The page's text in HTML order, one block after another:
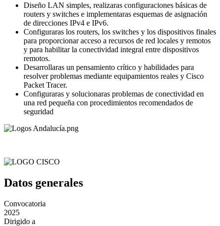
Diseño LAN simples, realizaras configuraciones básicas de
routers y switches e implementaras esquemas de asignación
de direcciones IPv4 e IPv6.
Configuraras los routers, los switches y los dispositivos finales
para proporcionar acceso a recursos de red locales y remotos
y para habilitar la conectividad integral entre dispositivos
remotos.
Desarrollaras un pensamiento crítico y habilidades para
resolver problemas mediante equipamientos reales y Cisco
Packet Tracer.
Configuraras y solucionaras problemas de conectividad en
una red pequeña con procedimientos recomendados de
seguridad
Datos generales
Convocatoria
2025
Dirigido a